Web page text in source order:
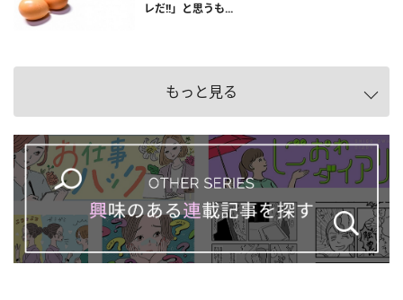
レだ!!」と思うも...
もっと見る